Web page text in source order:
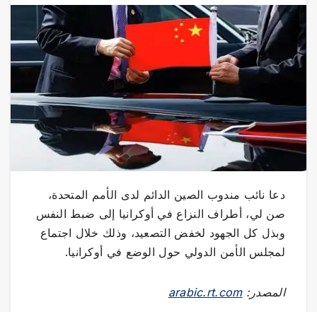
دعا نائب مندوب الصين الدائم لدى الأمم المتحدة،
صن لي، أطراف النزاع في أوكرانيا إلى ضبط النفس
وبذل كل الجهود لخفض التصعيد، وذلك خلال اجتماع
لمجلس الأمن الدولي حول الوضع في أوكرانيا.
المصدر:arabic.rt.com